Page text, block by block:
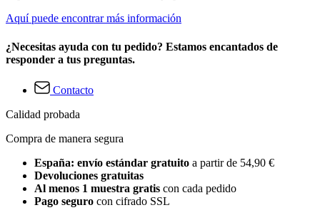
Aquí puede encontrar más información
¿Necesitas ayuda con tu pedido? Estamos encantados de
responder a tus preguntas.
Contacto
Calidad probada
Compra de manera segura
España: envío estándar gratuito a partir de 54,90 €
Devoluciones gratuitas
Al menos 1 muestra gratis con cada pedido
Pago seguro con cifrado SSL